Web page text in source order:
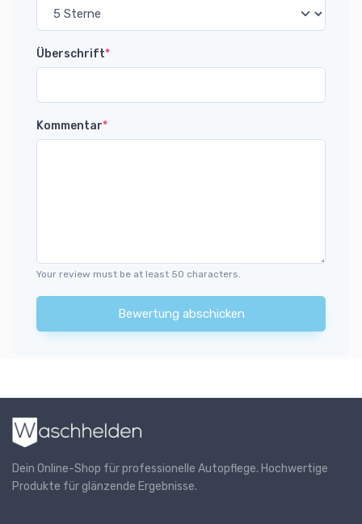
Überschrift*
Kommentar*
Your review must be at least 50 characters.
Bewertung abschicken
Dein Online-Shop für professionelle Autopflege. Hochwertige
Produkte für glänzende Ergebnisse.